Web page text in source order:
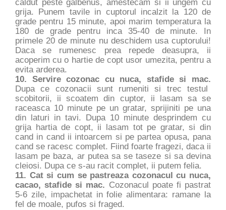
caldut peste galbenus, amestecam si ii ungem cu
grija. Punem tavile in cuptorul incalzit la 120 de
grade pentru 15 minute, apoi marim temperatura la
180 de grade pentru inca 35-40 de minute. In
primele 20 de minute nu deschidem usa cuptorului!
Daca se rumenesc prea repede deasupra, ii
acoperim cu o hartie de copt usor umezita, pentru a
evita arderea.
10. Servire cozonac cu nuca, stafide si mac.
Dupa ce cozonacii sunt rumeniti si trec testul
scobitorii, ii scoatem din cuptor, ii lasam sa se
raceasca 10 minute pe un gratar, sprijiniti pe una
din laturi in tavi. Dupa 10 minute desprindem cu
grija hartia de copt, ii lasam tot pe gratar, si din
cand in cand ii intoarcem si pe partea opusa, pana
cand se racesc complet. Fiind foarte fragezi, daca ii
lasam pe baza, ar putea sa se taseze si sa devina
cleiosi. Dupa ce s-au racit complet, ii putem felia.
11. Cat si cum se pastreaza cozonacul cu nuca,
cacao, stafide si mac. Cozonacul poate fi pastrat
5-6 zile, impachetat in folie alimentara: ramane la
fel de moale, pufos si fraged.